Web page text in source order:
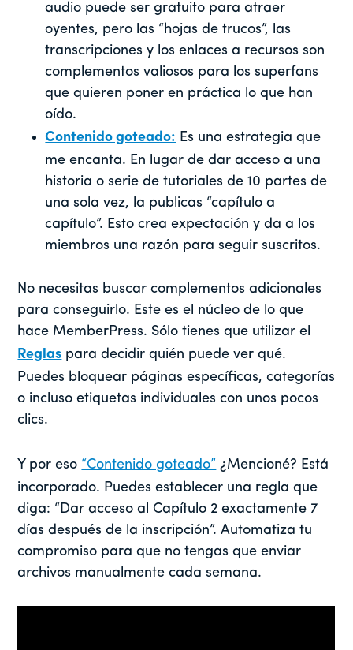
audio puede ser gratuito para atraer
oyentes, pero las “hojas de trucos”, las
transcripciones y los enlaces a recursos son
complementos valiosos para los superfans
que quieren poner en práctica lo que han
oído.
Contenido goteado: Es una estrategia que
me encanta. En lugar de dar acceso a una
historia o serie de tutoriales de 10 partes de
una sola vez, la publicas “capítulo a
capítulo”. Esto crea expectación y da a los
miembros una razón para seguir suscritos.
No necesitas buscar complementos adicionales
para conseguirlo. Este es el núcleo de lo que
hace MemberPress. Sólo tienes que utilizar el
Reglas para decidir quién puede ver qué.
Puedes bloquear páginas específicas, categorías
o incluso etiquetas individuales con unos pocos
clics.
Y por eso “Contenido goteado” ¿Mencioné? Está
incorporado. Puedes establecer una regla que
diga: “Dar acceso al Capítulo 2 exactamente 7
días después de la inscripción”. Automatiza tu
compromiso para que no tengas que enviar
archivos manualmente cada semana.